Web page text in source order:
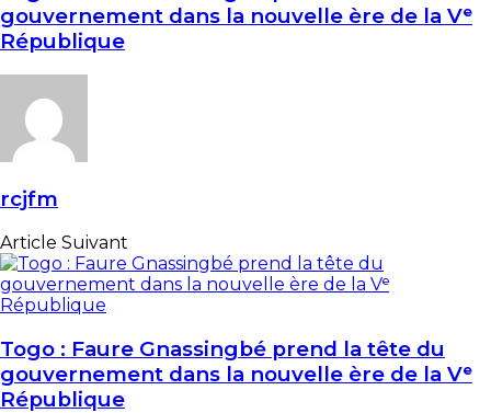
gouvernement dans la nouvelle ère de la Vᵉ
République
rcjfm
Article Suivant
Togo : Faure Gnassingbé prend la tête du
gouvernement dans la nouvelle ère de la Vᵉ
République